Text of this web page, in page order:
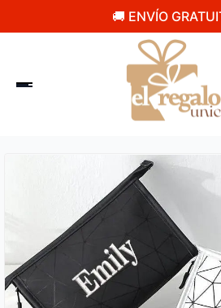
🚚 ENVÍO